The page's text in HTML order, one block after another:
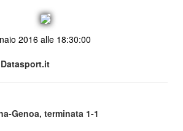
2016 alle 18:30:00
Genoa, terminata 1-1